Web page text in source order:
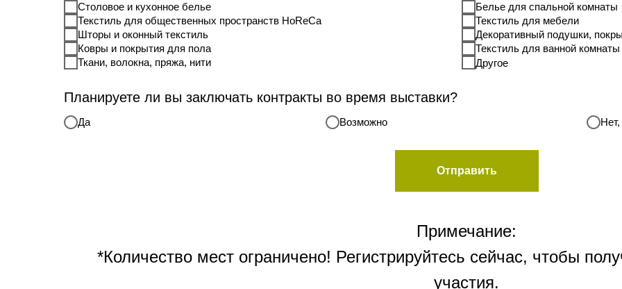
Столовое и кухонное белье
Белье для спальной комнаты
Текстиль для общественных пространств HoReCa
Текстиль для мебели
Шторы и оконный текстиль
Декоративный подушки,
Ковры и покрытия для пола
Текстиль для ванной комнаты
Ткани, волокна, пряжа, нити
Другое
Планируете ли вы заключать контракты во время выставки?
Да Возможно
Отправить
Примечание:
*Количество мест ограничено! Регистрируйтесь сейчас, чтобы
участия.